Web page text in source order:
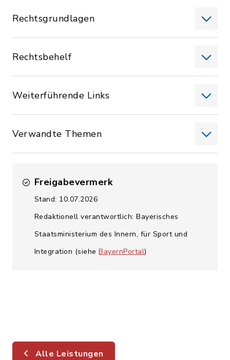
Rechtsgrundlagen
Rechtsbehelf
Weiterführende Links
Verwandte Themen
Freigabevermerk
Stand: 10.07.2026
Redaktionell verantwortlich: Bayerisches
Staatsministerium des Innern, für Sport und
Integration (siehe BayernPortal)
Alle Leistungen